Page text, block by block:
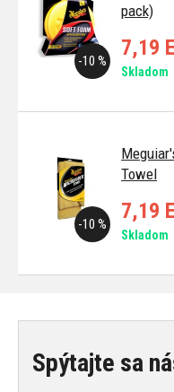
pack)
-10 %
7,19
Skladom
Towel
-10 %
7,19
Skladom
Spýtajte sa